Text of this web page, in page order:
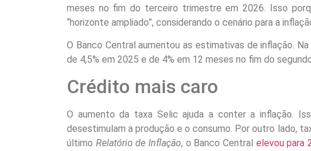
meses no fim do terceiro trimestre em 2026. Isso
“horizonte ampliado”, considerando o cenário para a
O Banco Central aumentou as estimativas de inflação.
de 4,5% em 2025 e de 4% em 12 meses no fim do
Crédito mais caro
O aumento da taxa Selic ajuda a conter a inflação.
desestimulam a produção e o consumo. Por outro lado,
último Relatório de Inflação, o Banco Central elevou para